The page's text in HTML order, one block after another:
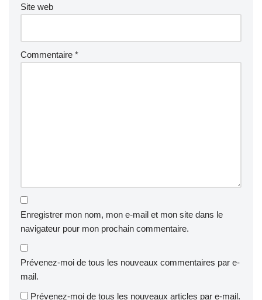
Site web
Commentaire *
Enregistrer mon nom, mon e-mail et mon site dans le
navigateur pour mon prochain commentaire.
Prévenez-moi de tous les nouveaux commentaires par e-
mail.
Prévenez-moi de tous les nouveaux articles par e-mail.